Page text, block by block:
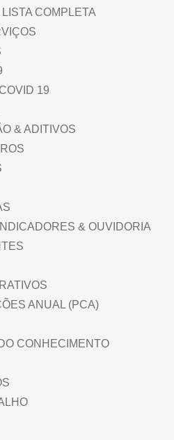
COMPLETA
19
& ADITIVOS
& OUVIDORIA
ANUAL (PCA)
CONHECIMENTO